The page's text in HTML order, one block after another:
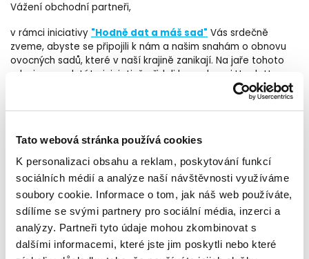
Tato webová stránka používá cookies
K personalizaci obsahu a reklam, poskytování funkcí
sociálních médií a analýze naší návštěvnosti využíváme
soubory cookie. Informace o tom, jak náš web používáte,
sdílíme se svými partnery pro sociální média, inzerci a
analýzy. Partneři tyto údaje mohou zkombinovat s
dalšími informacemi, které jste jim poskytli nebo které
Vážení obchodní partneři,
v rámci iniciativy"Hodně dat a máš sad"Vás srdečně
zveme, abyste se připojili k nám a našim snahám o obnovu
ovocných sadů, které v naší krajině zanikají. Na jaře tohoto
roku jsme se k této iniciativě přidali k vendorovi Hewlett
úspěšnou
. Chtěli jsme si tuto aktivitu nejdříve sami vyzkoušet,
Kdy: 21. listopadu 2024, start v 9:30